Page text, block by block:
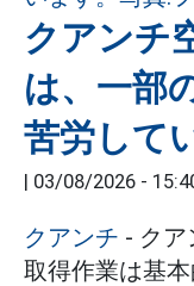
クアンチ
は、一部
苦労して
| 03/08/2026 -
クアンチ - ク
取得作業は基